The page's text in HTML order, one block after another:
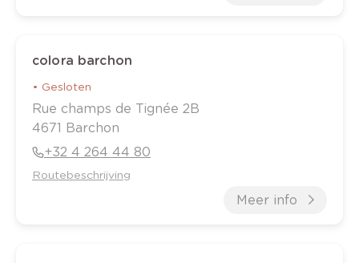
colora barchon
• Gesloten
Rue champs de Tignée 2B
4671 Barchon
+32 4 264 44 80
Routebeschrijving
Meer info